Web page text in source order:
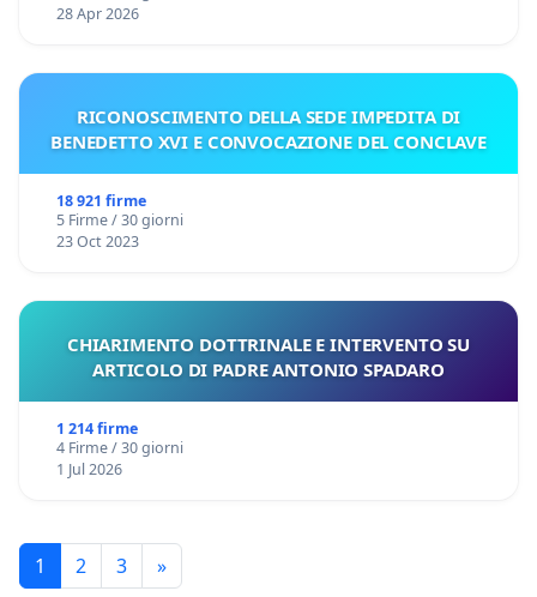
28 Apr 2026
RICONOSCIMENTO DELLA SEDE IMPEDITA DI
BENEDETTO XVI E CONVOCAZIONE DEL CONCLAVE
18 921 firme
5 Firme / 30 giorni
23 Oct 2023
CHIARIMENTO DOTTRINALE E INTERVENTO SU
ARTICOLO DI PADRE ANTONIO SPADARO
1 214 firme
4 Firme / 30 giorni
1 Jul 2026
1 2 3 »